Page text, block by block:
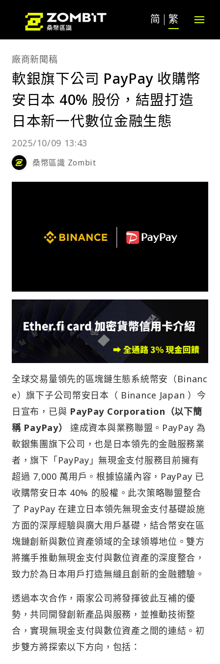
简 繁
廠商新聞稿
軟銀旗下公司 PayPay 收購幣
安日本 40% 股份，結盟打造
日本新一代數位金融生態
2025/10/09 13:43
桑幣區識 Zombit
全球交易量領先的區塊鏈生態系統幣安（Binanc
e）旗下子公司幣安日本（ Binance Japan ）今
日宣布，已與 PayPay Corporation （以下簡
稱PayPay）
達成資本與業務聯盟。PayPay 為
軟銀集團旗下公司，也是日本領先的金融服務業
者，旗下「PayPay」無現金支付服務目前擁有
超過 7,000 萬用戶。根據協議內容，PayPay 已
收購幣安日本 40% 的股權。此次策略聯盟整合
了 PayPay 在建立日本領先無現金支付基礎設施
方面的深厚經驗與廣大用戶基礎，結合幣安在區
塊鏈創新與數位資產領域的全球領導地位。雙方
將攜手推動無現金支付與數位資產的深度整合，
致力於為日本用戶打造無縫且創新的金融體驗。
透過本次合作，兩家公司將發揮彼此互補的優
勢，共同開發創新產品與服務，並推動技術整
合，實現無現金支付與數位資產之間的連結。初
步雙方將探索以下方向，包括：